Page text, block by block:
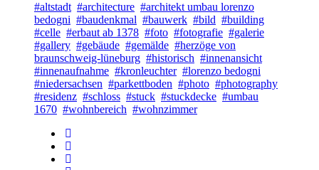
#altstadt #architecture #architekt umbau lorenzo
bedogni #baudenkmal #bauwerk #bild #building
#celle #erbaut ab 1378 #foto #fotografie #galerie
#gallery #gebäude #gemälde #herzöge von
braunschweig-lüneburg #historisch #innenansicht
#innenaufnahme #kronleuchter #lorenzo bedogni
#niedersachsen #parkettboden #photo #photography
#residenz #schloss #stuck #stuckdecke #umbau
1670 #wohnbereich #wohnzimmer